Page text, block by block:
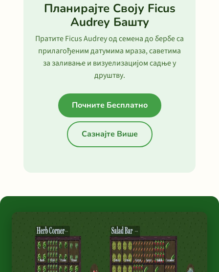
Планирајте Своју Ficus
Audrey Башту
Пратите Ficus Audrey од семена до бербе са
прилагођеним датумима мраза, саветима
за заливање и визуелизацијом садње у
друштву.
Почните Бесплатно
Сазнајте Више